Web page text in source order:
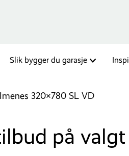
Slik bygger du garasje
Imenes 320×780 SL VD
på valgt